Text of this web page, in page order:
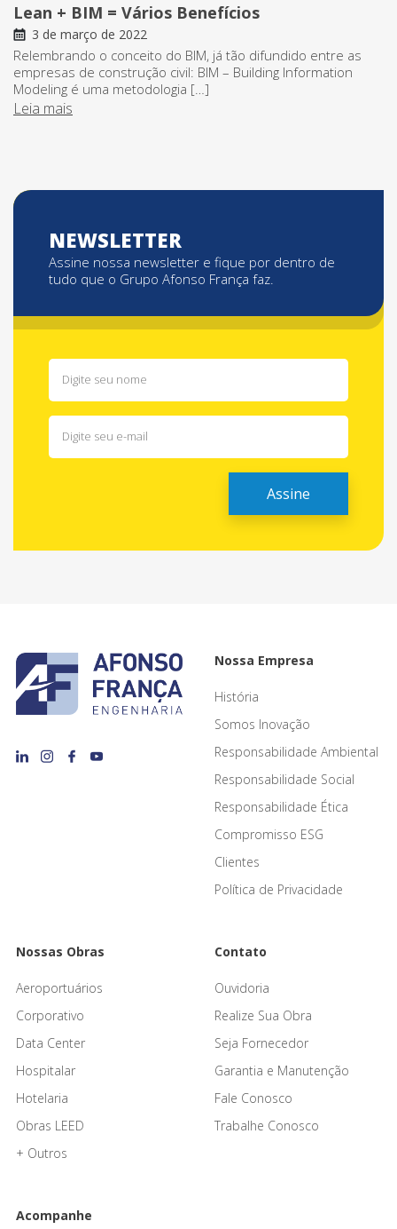
Lean + BIM = Vários Benefícios
3 de março de 2022
Relembrando o conceito do BIM, já tão difundido entre as
empresas de construção civil: BIM – Building Information
Modeling é uma metodologia […]
Leia mais
NEWSLETTER
Assine nossa newsletter e fique por dentro de
tudo que o Grupo Afonso França faz.
Nossa Empresa
História
Somos Inovação
Responsabilidade Ambiental
Responsabilidade Social
Responsabilidade Ética
Compromisso ESG
Clientes
Política de Privacidade
Nossas Obras
Aeroportuários
Corporativo
Data Center
Hospitalar
Hotelaria
Obras LEED
+ Outros
Contato
Ouvidoria
Realize Sua Obra
Seja Fornecedor
Garantia e Manutenção
Fale Conosco
Trabalhe Conosco
Acompanhe